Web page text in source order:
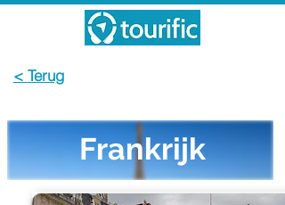
< Terug
Frankrijk